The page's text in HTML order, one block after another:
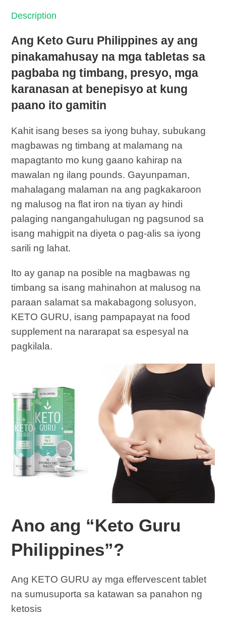
Description
Ang Keto Guru Philippines ay ang
pinakamahusay na mga tabletas sa
pagbaba ng timbang, presyo, mga
karanasan at benepisyo at kung
paano ito gamitin
Kahit isang beses sa iyong buhay, subukang
magbawas ng timbang at malamang na
mapagtanto mo kung gaano kahirap na
mawalan ng ilang pounds. Gayunpaman,
mahalagang malaman na ang pagkakaroon
ng malusog na flat iron na tiyan ay hindi
palaging nangangahulugan ng pagsunod sa
isang mahigpit na diyeta o pag-alis sa iyong
sarili ng lahat.
Ito ay ganap na posible na magbawas ng
timbang sa isang mahinahon at malusog na
paraan salamat sa makabagong solusyon,
KETO GURU, isang pampapayat na food
supplement na nararapat sa espesyal na
pagkilala.
Ano ang “Keto Guru
Philippines”?
Ang KETO GURU ay mga effervescent tablet
na sumusuporta sa katawan sa panahon ng
ketosis